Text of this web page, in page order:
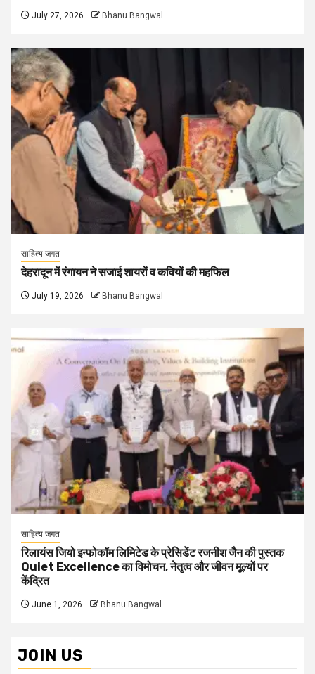
July 27, 2026 Bhanu Bangwal
साहित्य जगत
देहरादून में रंगायन ने सजाई शायरों व कवियों की महफिल
July 19, 2026 Bhanu Bangwal
साहित्य जगत
रिलायंस जियो इन्फोकॉम लिमिटेड के प्रेसिडेंट रजनीश जैन की पुस्तक
Quiet Excellence का विमोचन, नेतृत्व और जीवन मूल्यों पर
केंद्रित
June 1, 2026 Bhanu Bangwal
JOIN US